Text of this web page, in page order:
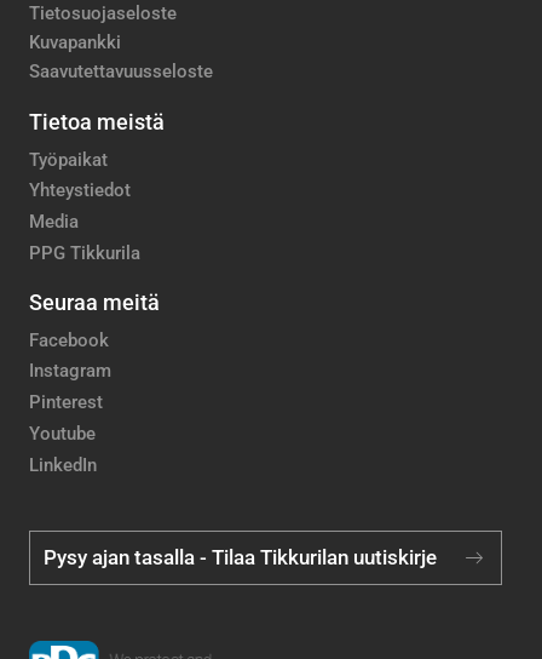
Tietosuojaseloste
Kuvapankki
Saavutettavuusseloste
Tietoa meistä
Työpaikat
Yhteystiedot
Media
PPG Tikkurila
Seuraa meitä
Facebook
Instagram
Pinterest
Youtube
LinkedIn
Pysy ajan tasalla - Tilaa Tikkurilan uutiskirje